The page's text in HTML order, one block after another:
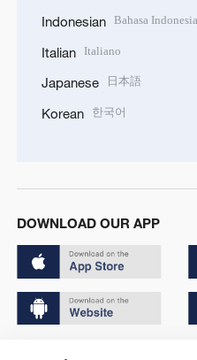
Indonesian Bahasa Indonesia
Italian Italiano
Japanese 日本語
Korean 한국어
DOWNLOAD OUR APP